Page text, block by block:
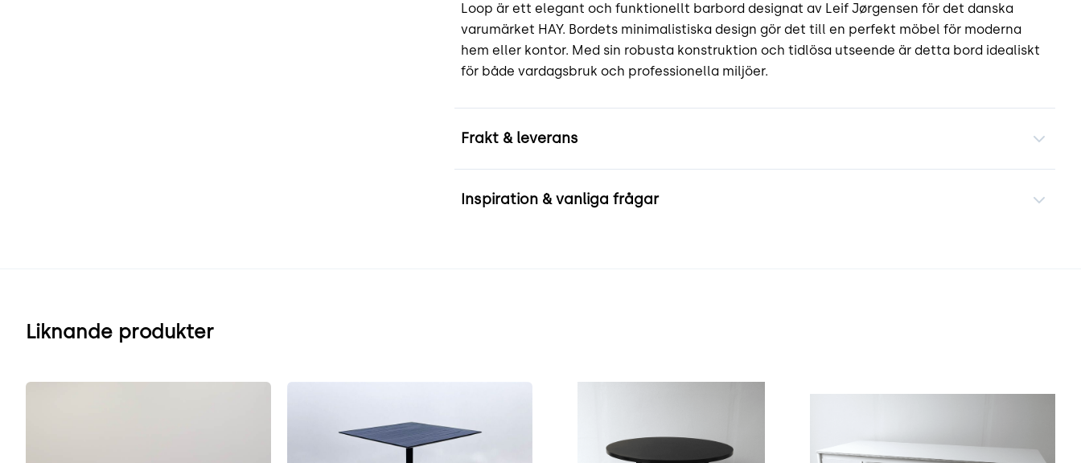
Loop är ett elegant och funktionellt barbord designat av Leif Jørgensen för det danska
varumärket HAY. Bordets minimalistiska design gör det till en perfekt möbel för moderna
hem eller kontor. Med sin robusta konstruktion och tidlösa utseende är detta bord idealiskt
för både vardagsbruk och professionella miljöer.
Frakt & leverans
Inspiration & vanliga frågar
Liknande produkter